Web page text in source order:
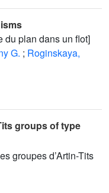
du plan dans un flot]
G. ; Roginskaya,
groups of type
groupes d’Artin-Tits